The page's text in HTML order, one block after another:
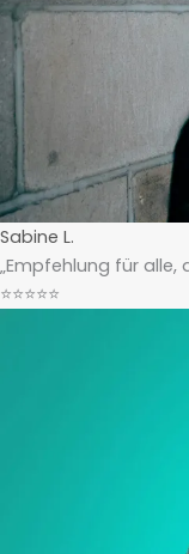
Sabine L.
„Empfehlung für alle,
⭐⭐⭐⭐⭐